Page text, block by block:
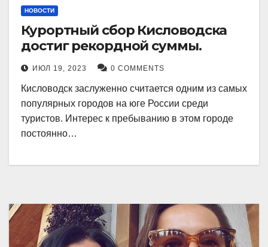
НОВОСТИ
Курортный сбор Кисловодска
достиг рекордной суммы.
ИЮЛ 19, 2023 0 COMMENTS
Кисловодск заслуженно считается одним из самых
популярных городов на юге России среди
туристов. Интерес к пребыванию в этом городе
постоянно…